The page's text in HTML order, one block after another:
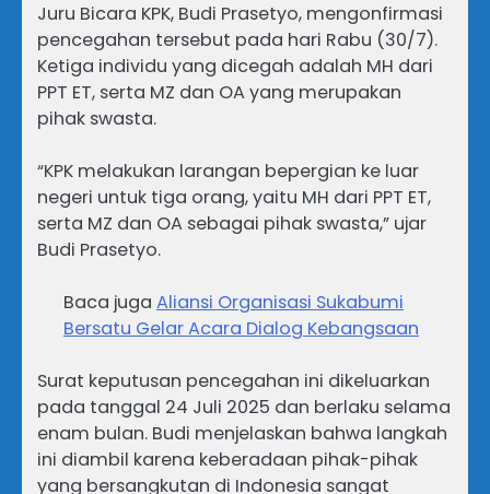
Juru Bicara KPK, Budi Prasetyo, mengonfirmasi
pencegahan tersebut pada hari Rabu (30/7).
Ketiga individu yang dicegah adalah MH dari
PPT ET, serta MZ dan OA yang merupakan
pihak swasta.
“KPK melakukan larangan bepergian ke luar
negeri untuk tiga orang, yaitu MH dari PPT ET,
serta MZ dan OA sebagai pihak swasta,” ujar
Budi Prasetyo.
Baca juga Aliansi Organisasi Sukabumi
Bersatu Gelar Acara Dialog Kebangsaan
Surat keputusan pencegahan ini dikeluarkan
pada tanggal 24 Juli 2025 dan berlaku selama
enam bulan. Budi menjelaskan bahwa langkah
ini diambil karena keberadaan pihak-pihak
yang bersangkutan di Indonesia sangat